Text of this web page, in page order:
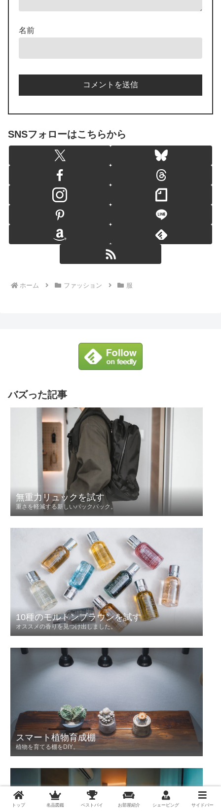
名前
SNSフォローはこちらから
ホーム ファッション 服
バズった記事
無重力リュックを試す
重さを軽減する新しいバックパック。
10種のモルトンブラウンを試す
オススメの香りを見つけ出しました。
スマート植物育成棚
植物を育てる棚をDIY。
トップ 名品図鑑 ベストバイ お部屋紹介 シェービング サイドバー